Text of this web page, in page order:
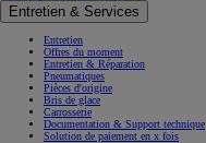
Entretien & Services
Entretien
Offres du moment
Entretien & Réparation
Pneumatiques
Pièces d'origine
Bris de glace
Carrosserie
Documentation & Support technique
Solution de paiement en x fois